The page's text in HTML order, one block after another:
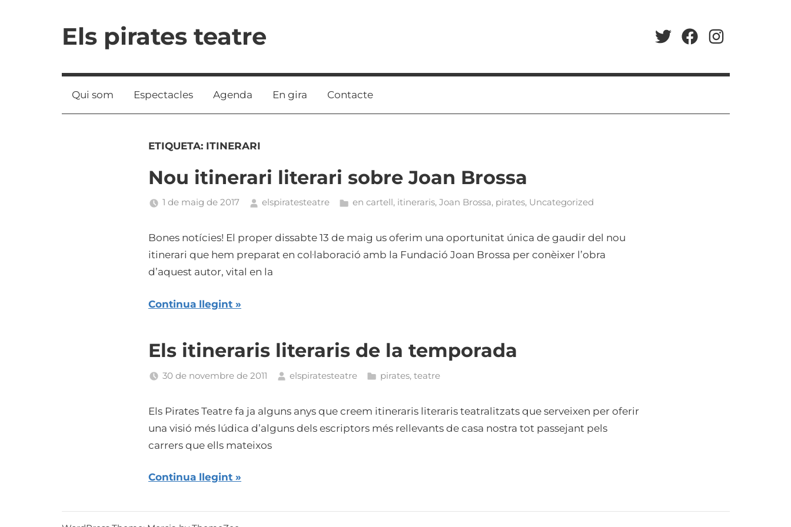
Els pirates teatre TwitterFacebookInstagram
Qui som Espectacles Agenda En gira Contacte
ETIQUETA: ITINERARI
Nou itinerari literari sobre Joan Brossa
1 de maig de 2017 elspiratesteatre en cartell, itineraris, Joan Brossa, pirates, Uncategorized
Bones notícies! El proper dissabte 13 de maig us oferim una oportunitat única de gaudir del nou
itinerari que hem preparat en col·laboració amb la Fundació Joan Brossa per conèixer l’obra
d’aquest autor, vital en la
Continua llegint
Els itineraris literaris de la temporada
30 de novembre de 2011 elspiratesteatre pirates, teatre
Els Pirates Teatre fa ja alguns anys que creem itineraris literaris teatralitzats que serveixen per oferir
una visió més lúdica d’alguns dels escriptors més rellevants de casa nostra tot passejant pels
carrers que ells mateixos
Continua llegint